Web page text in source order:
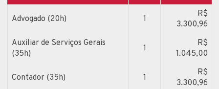
Advogado (20h) 1
R$
3.300,96
Auxiliar de Serviços Gerais
(35h)
1
R$
1.045,00
Contador (35h) 1
R$
3.300,96